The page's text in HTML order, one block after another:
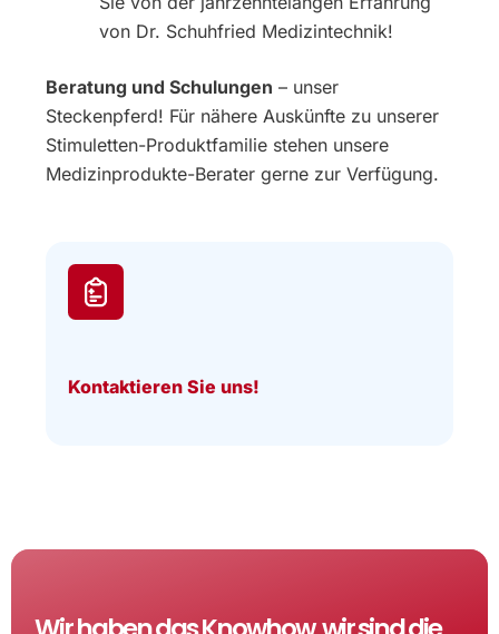
von Dr. Schuhfried Medizintechnik!
Beratung und Schulungen – unser
Steckenpferd! Für nähere Auskünfte zu unserer
Stimuletten-Produktfamilie stehen unsere
Medizinprodukte-Berater gerne zur Verfügung.
Kontaktieren Sie uns!